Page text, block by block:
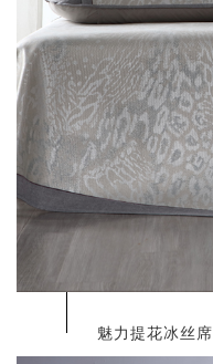
魅力提花冰丝席